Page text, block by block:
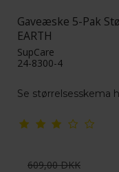
Gaveæske 5-Pak
EARTH
SupCare
24-8300-4
Se størrelsesskema
609,00 DKK